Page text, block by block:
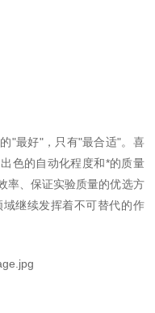
"最好"，只有"最合适"。喜
色的自动化程度和*的质量
率、保证实验质量的优选方
继续发挥着不可替代的作